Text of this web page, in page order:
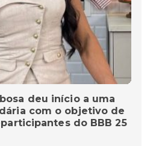
deu início a uma
com o objetivo de
do BBB 25